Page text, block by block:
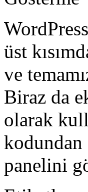
üst
ve
Biraz da
olarak
kodundan
panelini